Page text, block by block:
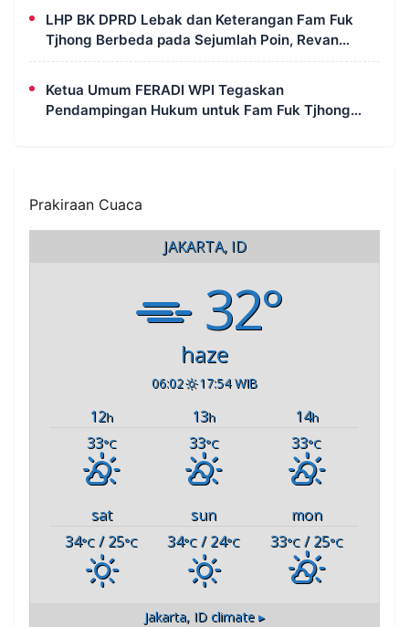
LHP BK DPRD Lebak dan Keterangan Fam Fuk
Tjhong Berbeda pada Sejumlah Poin, Revan
FERADI WPI: Proses Pembuktian Masih
Ketua Umum FERADI WPI Tegaskan
Pendampingan Hukum untuk Fam Fuk Tjhong
Prakiraan Cuaca
JAKARTA, ID
32°
haze
06:02 17:54 WIB
12h 13h 14h
33°C 33°C 33°C
sat sun
mon
34°C / 25°C 34°C / 24°C 33°C/ 25°C
Jakarta, ID climate ▸